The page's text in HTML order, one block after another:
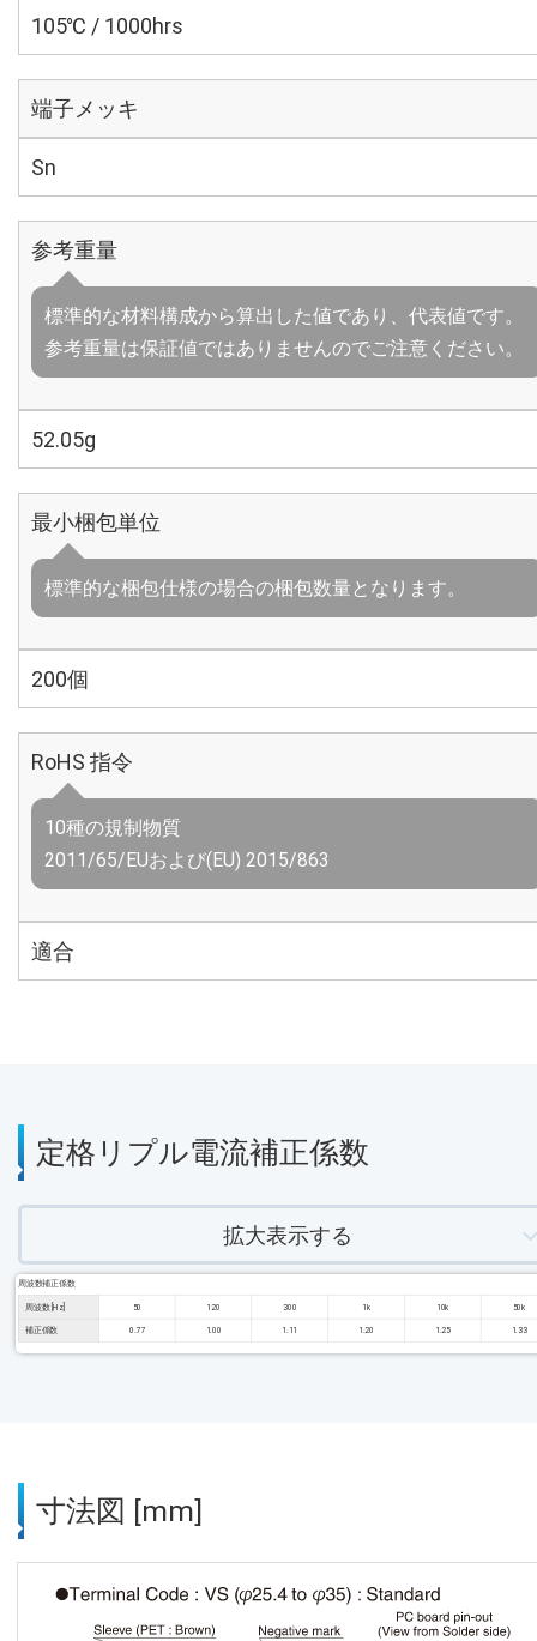
105℃ / 1000hrs
端子メッキ
Sn
参考重量
標準的な材料構成から算出した値であり、代表値です。
参考重量は保証値ではありませんのでご注意ください。
52.05g
最小梱包単位
標準的な梱包仕様の場合の梱包数量となります。
200個
RoHS 指令
10種の規制物質
2011/65/EUおよび(EU) 2015/863
適合
定格リプル電流補正係数
拡大表示する
周波数補正係数
周波数 [Hz] 50 120 300 1k 10k 50k
補正係数 0.77 1.00 1.11 1.20 1.25 1.33
寸法図 [mm]